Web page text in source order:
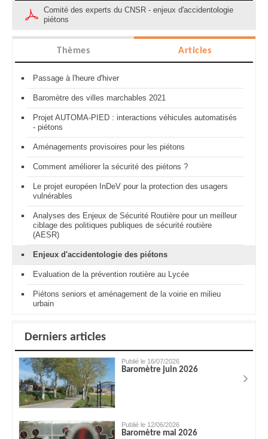
Comité des experts du CNSR - enjeux d'accidentologie
piétons
Thèmes Articles
Passage à l'heure d'hiver
Baromètre des villes marchables 2021
Projet AUTOMA-PIED : interactions véhicules automatisés
- piétons
Aménagements provisoires pour les piétons
Comment améliorer la sécurité des piétons ?
Le projet européen InDeV pour la protection des usagers
vulnérables
Analyses des Enjeux de Sécurité Routière pour un meilleur
ciblage des politiques publiques de sécurité routière
(AESR)
Enjeux d'accidentologie des piétons
Evaluation de la prévention routière au Lycée
Piétons seniors et aménagement de la voirie en milieu
urbain
Derniers articles
Publié le 16/07/2026
Baromètre juin 2026
Publié le 12/06/2026
Baromètre mai 2026